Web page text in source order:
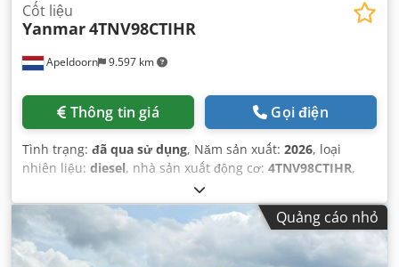
Apeldoorn 9.597 km
Cốt liệu
Yanmar4TNV98CTIHR
Thông tin giá Gọi điện
Tình trạng: đã qua sử dụng, Năm sản xuất: 2026, loại
nhiên liệu: diesel, nhà sản xuất động cơ: 4TNV98CTIHR,
Quảng cáo nhỏ